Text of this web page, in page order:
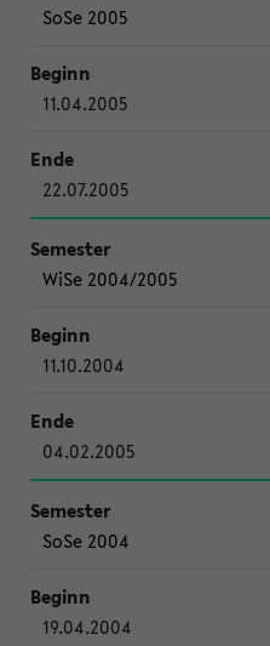
SoSe 2005
11.04.2005
22.07.2005
WiSe 2004/2005
11.10.2004
04.02.2005
SoSe 2004
19.04.2004